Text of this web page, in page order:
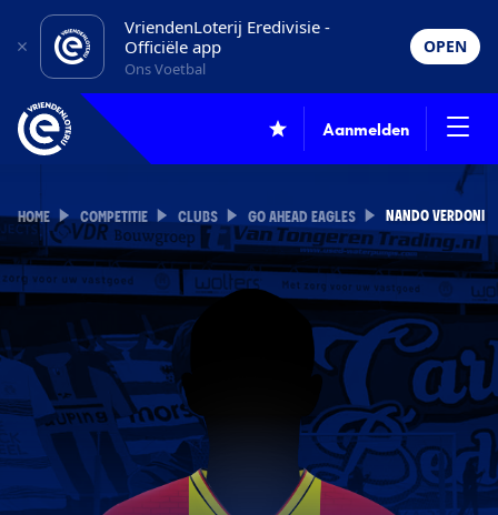
VriendenLoterij Eredivisie -
Officiële app
Ons Voetbal
OPEN
Aanmelden
HOME COMPETITIE CLUBS GO AHEAD EAGLES NANDO VERDONI